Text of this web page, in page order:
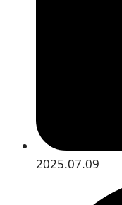
2025.07.09